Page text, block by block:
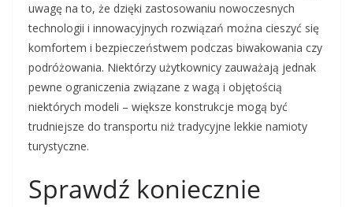
uwagę na to, że dzięki zastosowaniu nowoczesnych
technologii i innowacyjnych rozwiązań można cieszyć się
komfortem i bezpieczeństwem podczas biwakowania czy
podróżowania. Niektórzy użytkownicy zauważają jednak
pewne ograniczenia związane z wagą i objętością
niektórych modeli – większe konstrukcje mogą być
trudniejsze do transportu niż tradycyjne lekkie namioty
turystyczne.
Sprawdź koniecznie